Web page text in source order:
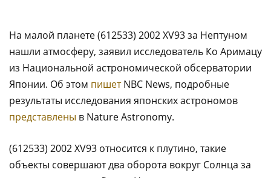
На малой планете (612533) 2002 XV93 за Нептуном
нашли атмосферу, заявил исследователь Ко Аримацу
из Национальной астрономической обсерватории
Японии. Об этом пишетNBC News, подробные
результаты исследования японских астрономов
представлены в Nature Astronomy.
(612533) 2002 XV93 относится к плутино, такие
объекты совершают два оборота вокруг Солнца за